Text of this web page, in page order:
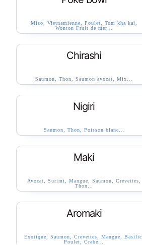
Miso, Vietnamienne, Poulet, Tom kha kai,
Wonton Fruit de mer…
Chirashi
Saumon, Thon, Saumon avocat, Mix…
Nigiri
Saumon, Thon, Poisson blanc…
Maki
Avocat, Surimi, Mangue, Saumon, Crevettes,
Thon…
Aromaki
Exotique, Saumon, Crevettes, Mangue, Basilic,
Poulet, Crabe…